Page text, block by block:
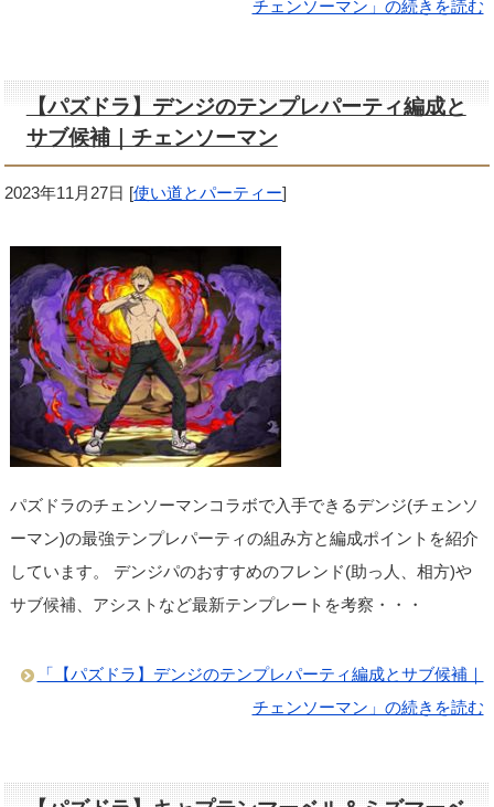
チェンソーマン」の続きを読む
【パズドラ】デンジのテンプレパーティ編成と
サブ候補｜チェンソーマン
2023年11月27日 [使い道とパーティー]
パズドラのチェンソーマンコラボで入手できるデンジ(チェンソ
ーマン)の最強テンプレパーティの組み方と編成ポイントを紹介
しています。 デンジパのおすすめのフレンド(助っ人、相方)や
サブ候補、アシストなど最新テンプレートを考察・・・
「【パズドラ】デンジのテンプレパーティ編成とサブ候補｜
チェンソーマン」の続きを読む